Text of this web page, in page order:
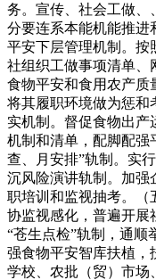
务。宣传、社会工做、
分要连系本能机能推进
平安下层管理机制。按
社组织工做事项清单、
食物平安和食用农产质
将其履职环境做为惩和
实机制。督促食物出
机制和清单，配脚配强
查、月安排”轨制。实
沉风险演讲轨制。加强
职培训和监视抽考。（
协监视感化，普遍开展
“苍生点检”轨制，通顺
强食物平安智库扶植，
学校、农批（贸）市场